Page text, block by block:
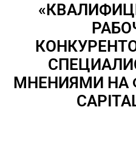
МНЕНИЯМИ НА